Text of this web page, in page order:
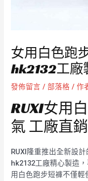
女用白色跑
hk2132工廠
發佈留言 /部落格 / 作
RUXI女用
氣 工廠直銷
RUXI隆重推出全新設
hk2132工廠精心製造
用白色跑步短褲不僅